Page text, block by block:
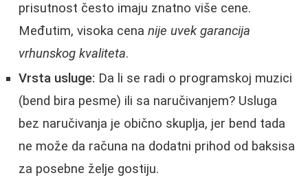
prisutnost često imaju znatno više cene.
Međutim, visoka cena nije uvek garancija
vrhunskog kvaliteta.
Vrsta usluge: Da li se radi o programskoj muzici
(bend bira pesme) ili sa naručivanjem? Usluga
bez naručivanja je obično skuplja, jer bend tada
ne može da računa na dodatni prihod od baksisa
za posebne želje gostiju.